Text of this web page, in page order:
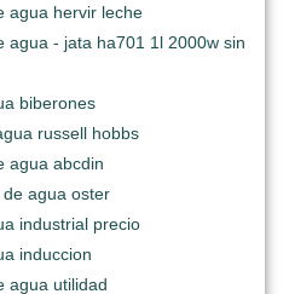
agua hervir leche
agua - jata ha701 1l 2000w sin
biberones
russell hobbs
agua abcdin
agua oster
industrial precio
induccion
agua utilidad